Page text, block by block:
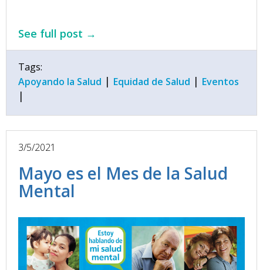
See full post →
Tags:
Apoyando la Salud | Equidad de Salud | Eventos
|
3/5/2021
Mayo es el Mes de la Salud
Mental